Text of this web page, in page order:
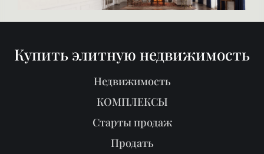
Купить элитную недвижимость
Недвижимость
КОМПЛЕКСЫ
Старты продаж
Продать